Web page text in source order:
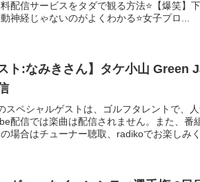
配信サービスをタダで観る方法⭐️【爆笑】
神経じゃないのがよくわかる⭐️女子プロ...
スト:なみきさん】タケ小山 Green
スペシャルゲストは、ゴルフタレントで、
配信では楽曲は配信されません。また、番
場合はチューナー聴取、radikoでお楽しみ